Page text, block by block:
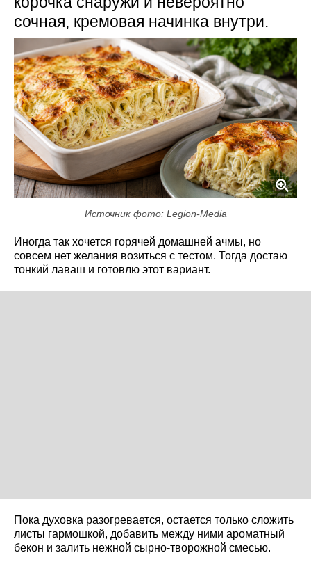
сочная, кремовая начинка внутри.
Источник фото: Legion-Media
Иногда так хочется горячей домашней ачмы, но
совсем нет желания возиться с тестом. Тогда достаю
тонкий лаваш и готовлю этот вариант.
Пока духовка разогревается, остается только сложить
листы гармошкой, добавить между ними ароматный
бекон и залить нежной сырно-творожной смесью.